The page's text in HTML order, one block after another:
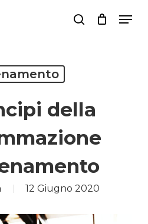
search
della
12 Giugno 2020